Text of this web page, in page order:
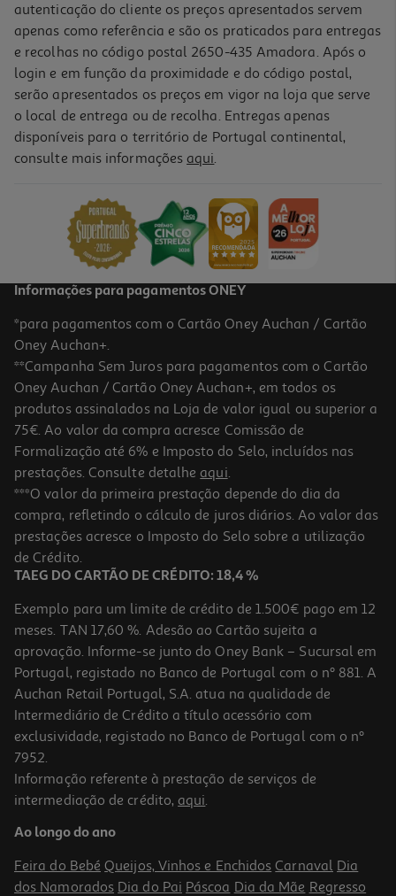
autenticação do cliente os preços apresentados servem
apenas como referência e são os praticados para entregas
e recolhas no código postal 2650-435 Amadora. Após o
login e em função da proximidade e do código postal,
serão apresentados os preços em vigor na loja que serve
o local de entrega ou de recolha. Entregas apenas
disponíveis para o território de Portugal continental,
consulte mais informações aqui.
Informações para pagamentos ONEY
*para pagamentos com o Cartão Oney Auchan / Cartão
Oney Auchan+.
**Campanha Sem Juros para pagamentos com o Cartão
Oney Auchan / Cartão Oney Auchan+, em todos os
produtos assinalados na Loja de valor igual ou superior a
75€. Ao valor da compra acresce Comissão de
Formalização até 6% e Imposto do Selo, incluídos nas
prestações. Consulte detalhe aqui.
***O valor da primeira prestação depende do dia da
compra, refletindo o cálculo de juros diários. Ao valor das
prestações acresce o Imposto do Selo sobre a utilização
de Crédito.
TAEG DO CARTÃO DE CRÉDITO: 18,4 %
Exemplo para um limite de crédito de 1.500€ pago em 12
meses. TAN 17,60 %. Adesão ao Cartão sujeita a
aprovação. Informe-se junto do Oney Bank – Sucursal em
Portugal, registado no Banco de Portugal com o nº 881. A
Auchan Retail Portugal, S.A. atua na qualidade de
Intermediário de Crédito a título acessório com
exclusividade, registado no Banco de Portugal com o nº
7952.
Informação referente à prestação de serviços de
intermediação de crédito, aqui.
Ao longo do ano
Feira do Bebé Queijos, Vinhos e Enchidos Carnaval Dia
dos Namorados Dia do Pai Páscoa Dia da Mãe Regresso